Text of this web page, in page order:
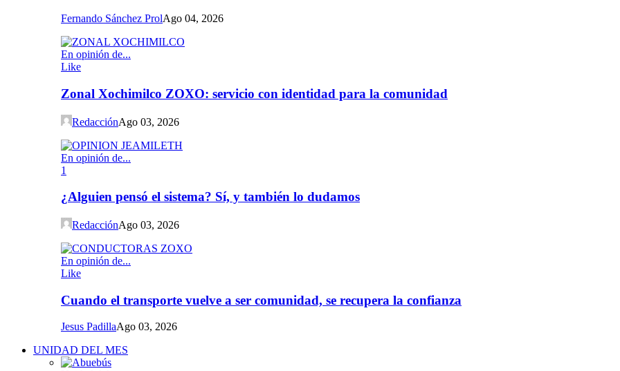
Fernando Sánchez ProlAgo 04, 2026
En opinión de...
Like
Zonal Xochimilco ZOXO: servicio con identidad para la comunidad
RedacciónAgo 03, 2026
En opinión de...
1
¿Alguien pensó el sistema? Sí, y también lo dudamos
RedacciónAgo 03, 2026
En opinión de...
Like
Cuando el transporte vuelve a ser comunidad, se recupera la confianza
Jesus PadillaAgo 03, 2026
UNIDAD DEL MES